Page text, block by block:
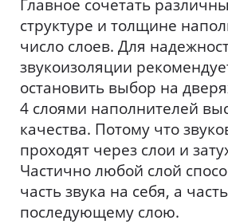
Главное сочетать
структуре и толщине
число слоев. Для
звукоизоляции
остановить выбор на
4 слоями наполнителей
качества. Потому что
проходят через слои и
Частично любой слой
часть звука на себя, а
последующему слою.